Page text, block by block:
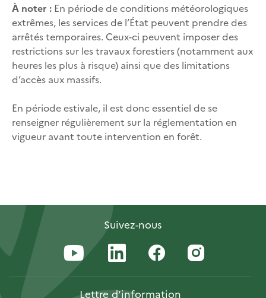
À noter : En période de conditions météorologiques
extrêmes, les services de l’État peuvent prendre des
arrêtés temporaires. Ceux-ci peuvent imposer des
restrictions sur les travaux forestiers (notamment aux
heures les plus à risque) ainsi que des limitations
d’accès aux massifs.
En période estivale, il est donc essentiel de se
renseigner régulièrement sur la réglementation en
vigueur avant toute intervention en forêt.
Suivez-nous
Lettred’information